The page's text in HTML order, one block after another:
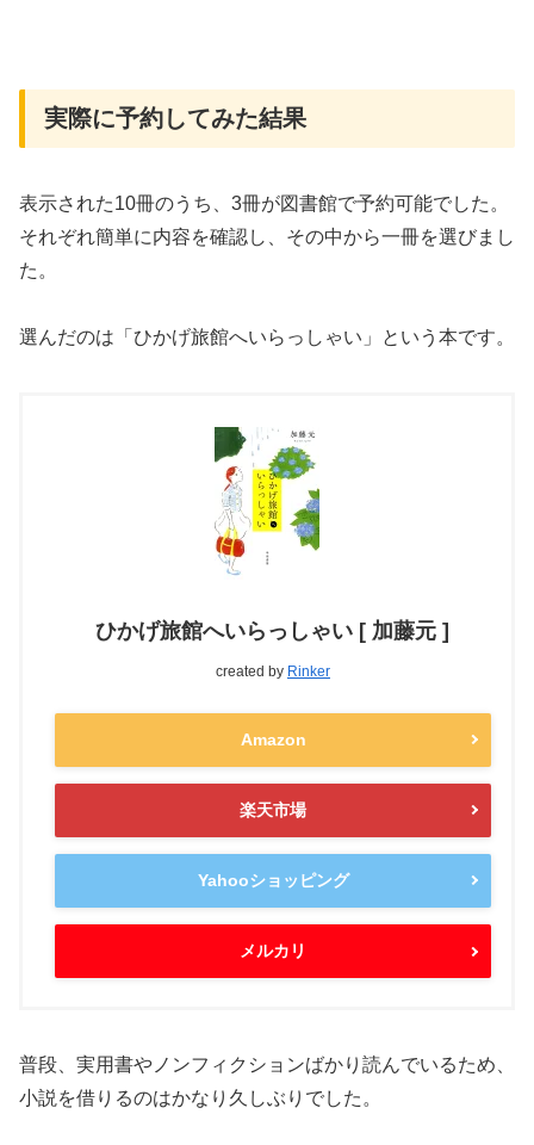
実際に予約してみた結果
表示された10冊のうち、3冊が図書館で予約可能でした。
それぞれ簡単に内容を確認し、その中から一冊を選びまし
た。
選んだのは「ひかげ旅館へいらっしゃい」という本です。
ひかげ旅館へいらっしゃい [ 加藤元 ]
created by Rinker
Amazon
楽天市場
Yahooショッピング
メルカリ
普段、実用書やノンフィクションばかり読んでいるため、
小説を借りるのはかなり久しぶりでした。